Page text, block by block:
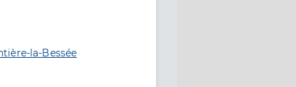
la-Bessée